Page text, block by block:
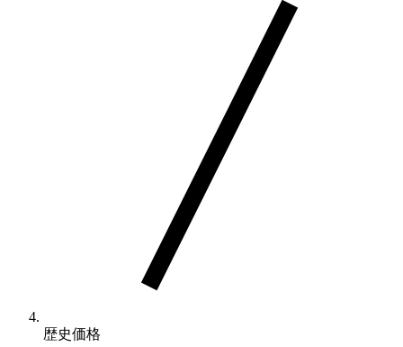
歴史価格